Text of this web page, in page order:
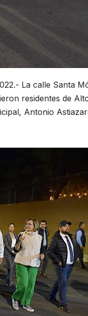
La calle Santa
residentes de
Antonio